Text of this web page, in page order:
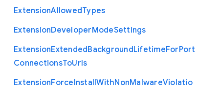
ExtensionAllowedTypes
ExtensionDeveloperModeSettings
ExtensionExtendedBackgroundLifetimeForPort
ConnectionsToUrls
ExtensionForceInstallWithNonMalwareViolatio